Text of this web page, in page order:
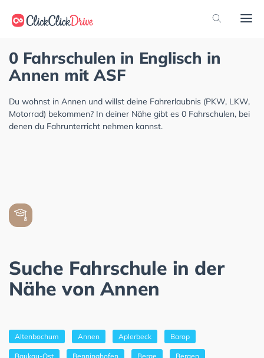
0 Fahrschulen in Englisch in
Annen mit ASF
Du wohnst in Annen und willst deine Fahrerlaubnis (PKW, LKW,
Motorrad) bekommen? In deiner Nähe gibt es 0 Fahrschulen, bei
denen du Fahrunterricht nehmen kannst.
Suche Fahrschule in der
Nähe von Annen
Altenbochum Annen Aplerbeck Barop
Baukau-Ost Benninghofen Berge Bergen